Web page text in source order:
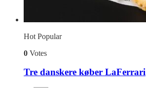
Hot Popular
0 Votes
Tre danskere køber LaFerrari